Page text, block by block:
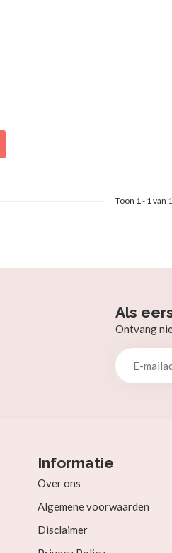
Toon 1- 1van 1
Als
Ontvang
Informatie
Over ons
Algemene voorwaarden
Disclaimer